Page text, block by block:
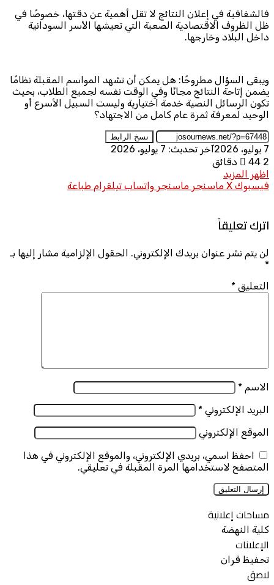
فالشفافية في إعلان النتائج لا تقل أهمية عن دقتها، خصوصًا في
ظل الظروف الاقتصادية الصعبة التي تعيشها الأسر السودانية
داخل البلاد وخارجها.
ويبقى السؤال مطروحًا: هل يمكن أن تشهد المواسم المقبلة نظامًا
يضمن إتاحة النتائج مجانًا وفي الوقت نفسه لجميع الطلاب، بحيث
تكون الرسائل النصية خدمة اختيارية وليست السبيل الأسرع أو
الوحيد لمعرفة ثمرة عام كامل من الاجتهاد؟
نسخ الرابط
7 يوليو، 2026
آخر تحديث: 7 يوليو، 2026
44 2 دقائق
اظهر المزيد
فيسبوك X ماسنجر ماسنجر واتساب تيلقرام طباعة
اترك تعليقاً
لن يتم نشر عنوان بريدك الإلكتروني.
الحقول الإلزامية مشار إليها بـ
*
التعليق *
الاسم *
البريد الإلكتروني *
الموقع الإلكتروني
احفظ اسمي، بريدي الإلكتروني، والموقع الإلكتروني في هذا
المتصفح لاستخدامها المرة المقبلة في تعليقي.
مساحات إعلانية
كلية النهضة
الإعلانات
تحفيظ قران
لاصق